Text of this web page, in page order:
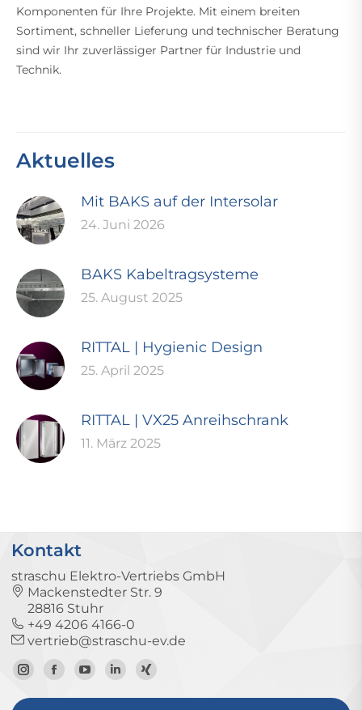
Komponenten für Ihre Projekte. Mit einem breiten
Sortiment, schneller Lieferung und technischer Beratung
sind wir Ihr zuverlässiger Partner für Industrie und
Technik.
Aktuelles
Mit BAKS auf der Intersolar
24. Juni 2026
BAKS Kabeltragsysteme
25. August 2025
RITTAL | Hygienic Design
25. April 2025
RITTAL | VX25 Anreihschrank
11. März 2025
Kontakt
straschu Elektro-Vertriebs GmbH
Mackenstedter Str. 9
28816 Stuhr
+49 4206 4166-0
vertrieb@straschu-ev.de
Zum
Instagram-
Zur
Facebook-
Zum
YouTube-
Zum
LinkedIn-
Zum
Xing-